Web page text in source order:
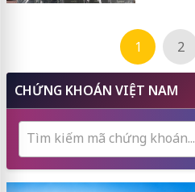
1 2
CHỨNG KHOÁN VIỆT NAM
Tìm kiếm mã chứng khoán...